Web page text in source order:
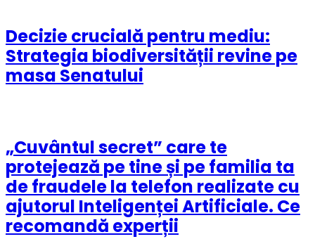
Decizie crucială pentru mediu:
Strategia biodiversității revine pe
masa Senatului
„Cuvântul secret” care te
protejează pe tine și pe familia ta
de fraudele la telefon realizate cu
ajutorul Inteligenței Artificiale. Ce
recomandă experții